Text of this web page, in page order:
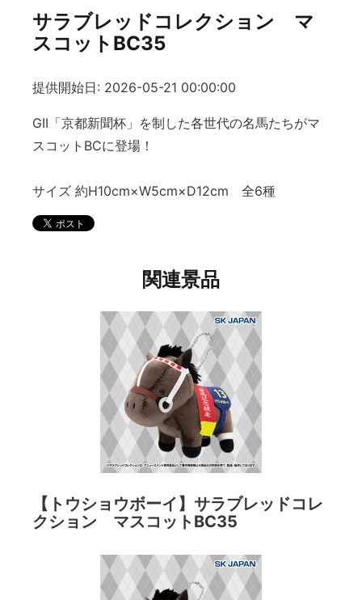
サラブレッドコレクション マ
スコットBC35
提供開始日: 2026-05-21 00:00:00
GII「京都新聞杯」を制した各世代の名馬たちがマ
スコットBCに登場！
サイズ 約H10cm×W5cm×D12cm 全6種
関連景品
【トウショウボーイ】サラブレッドコレ
クション マスコットBC35